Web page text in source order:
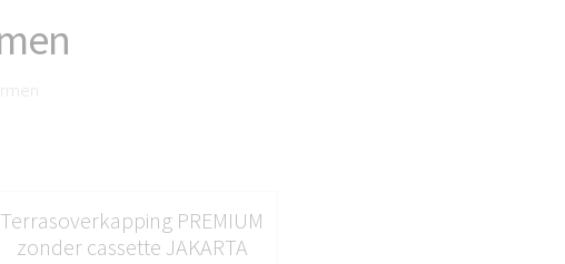
Terrasoverkapping PREMIUM
zonder cassette JAKARTA